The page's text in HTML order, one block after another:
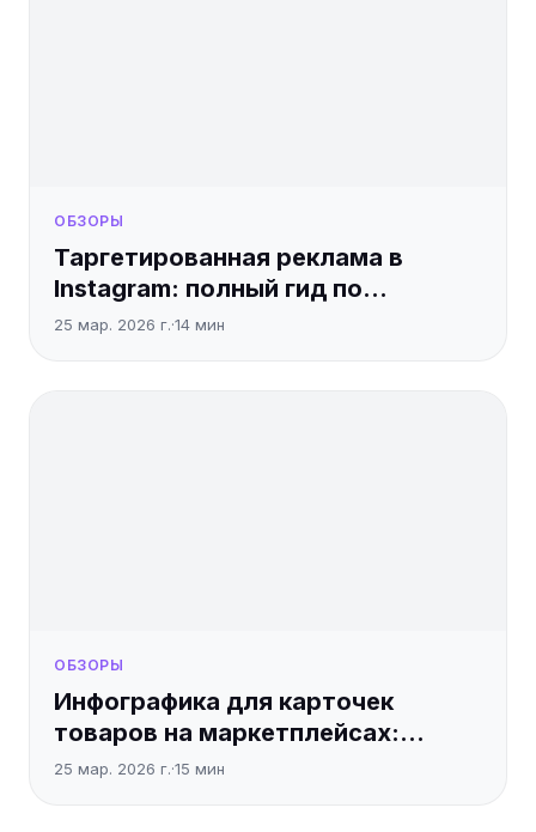
ОБЗОРЫ
Таргетированная реклама в
Instagram: полный гид по
настройке
25 мар. 2026 г.·14 мин
ОБЗОРЫ
Инфографика для карточек
товаров на маркетплейсах:
полный гайд
25 мар. 2026 г.·15 мин